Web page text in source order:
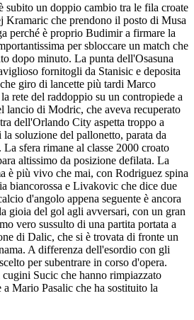
un doppio cambio tra le fila croate
che prendono il posto di Musa
perché è proprio Budimir a firmare la
per sbloccare un match che
dopo minuto. La punta dell'Osasuna
fornitogli da Stanisic e deposita
giro di lancette più tardi Marco
rete del raddoppio su un contropiede a
lancio di Modric, che aveva recuperato
dell'Orlando City aspetta troppo a
soluzione del pallonetto, parata da
sfera rimane al classe 2000 croato
altissimo da posizione defilata. La
è più vivo che mai, con Rodriguez spina
biancorossa e Livakovic che dice due
d'angolo appena seguente è ancora
gioia del gol agli avversari, con un gran
vero sussulto di una partita portata a
di Dalic, che si è trovata di fronte un
A differenza dell'esordio con gli
per subentrare in corso d'opera.
Sucic che hanno rimpiazzato
Mario Pasalic che ha sostituito la